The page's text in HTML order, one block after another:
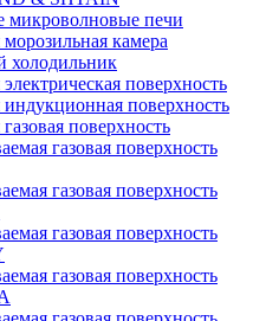
микроволновые печи
камера
холодильник
поверхность
индукционная поверхность
поверхность
газовая поверхность
газовая поверхность
газовая поверхность
газовая поверхность